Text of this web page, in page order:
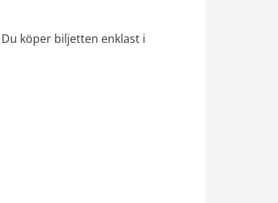
köper biljetten enklast i